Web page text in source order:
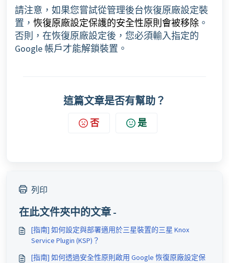
請注意，如果您嘗試從管理後台恢復原廠設定裝
置， 恢復原廠設定保護的安全性原則會被移除 。
否則，在恢復原廠設定後，您必須輸入指定的
Google 帳戶才能解鎖裝置。
這篇文章是否有幫助？
否 是
列印
在此文件夾中的文章 -
[指南] 如何設定與部署適用於三星裝置的三星 Knox
Service Plugin (KSP)？
[指南] 如何透過安全性原則啟用 Google 恢復原廠設定保